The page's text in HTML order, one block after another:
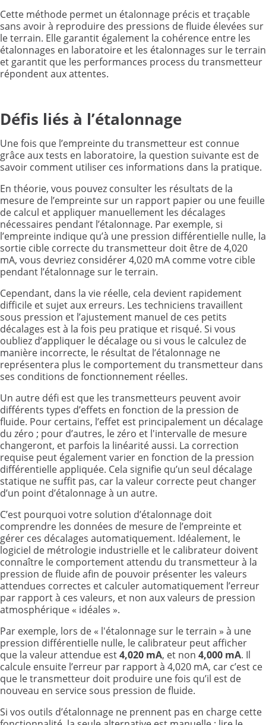
Cette méthode permet un étalonnage précis et traçable
sans avoir à reproduire des pressions de fluide élevées sur
le terrain. Elle garantit également la cohérence entre les
étalonnages en laboratoire et les étalonnages sur le terrain
et garantit que les performances process du transmetteur
répondent aux attentes.
Défis liés à l’étalonnage
Une fois que l’empreinte du transmetteur est connue
grâce aux tests en laboratoire, la question suivante est de
savoir comment utiliser ces informations dans la pratique.
En théorie, vous pouvez consulter les résultats de la
mesure de l’empreinte sur un rapport papier ou une feuille
de calcul et appliquer manuellement les décalages
nécessaires pendant l’étalonnage. Par exemple, si
l’empreinte indique qu’à une pression différentielle nulle, la
sortie cible correcte du transmetteur doit être de 4,020
mA, vous devriez considérer 4,020 mA comme votre cible
pendant l’étalonnage sur le terrain.
Cependant, dans la vie réelle, cela devient rapidement
difficile et sujet aux erreurs. Les techniciens travaillent
sous pression et l’ajustement manuel de ces petits
décalages est à la fois peu pratique et risqué. Si vous
oubliez d’appliquer le décalage ou si vous le calculez de
manière incorrecte, le résultat de l’étalonnage ne
représentera plus le comportement du transmetteur dans
ses conditions de fonctionnement réelles.
Un autre défi est que les transmetteurs peuvent avoir
différents types d’effets en fonction de la pression de
fluide. Pour certains, l’effet est principalement un décalage
du zéro ; pour d’autres, le zéro et l'intervalle de mesure
changeront, et parfois la linéarité aussi. La correction
requise peut également varier en fonction de la pression
différentielle appliquée. Cela signifie qu’un seul décalage
statique ne suffit pas, car la valeur correcte peut changer
d’un point d’étalonnage à un autre.
C’est pourquoi votre solution d’étalonnage doit
comprendre les données de mesure de l’empreinte et
gérer ces décalages automatiquement. Idéalement, le
logiciel de métrologie industrielle et le calibrateur doivent
connaître le comportement attendu du transmetteur à la
pression de fluide afin de pouvoir présenter les valeurs
attendues correctes et calculer automatiquement l’erreur
par rapport à ces valeurs, et non aux valeurs de pression
atmosphérique « idéales ».
Par exemple, lors de « l'étalonnage sur le terrain » à une
pression différentielle nulle, le calibrateur peut afficher
que la valeur attendue est4,020 mA, et non 4,000 mA. Il
calcule ensuite l’erreur par rapport à 4,020 mA, car c’est ce
que le transmetteur doit produire une fois qu’il est de
nouveau en service sous pression de fluide.
Si vos outils d’étalonnage ne prennent pas en charge cette